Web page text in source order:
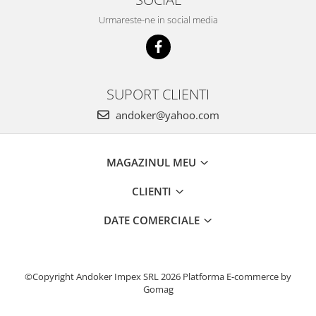
Menghine, cleme şi dispozitive de
Sistem de slefuit/polizat cu
Urmareste-ne in social media
SUPORT CLIENTI
andoker@yahoo.com
MAGAZINUL MEU
CLIENTI
DATE COMERCIALE
©Copyright Andoker Impex SRL 2026 Platforma E-commerce by
Gomag